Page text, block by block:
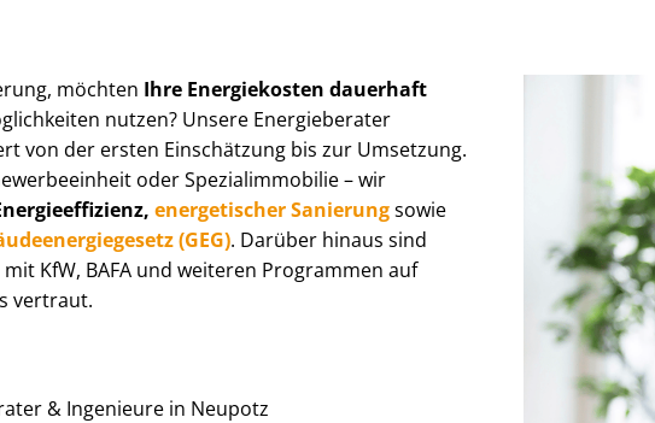
möchten Ihre Energiekosten dauerhaft
nutzen? Unsere Energieberater
von der ersten Einschätzung bis zur Umsetzung.
oder Spe­zi­al­im­mo­bi­lie – wir
energetischer Sanierungsowie
(GEG). Darüber hinaus sind
KfW, BAFA und weiteren Programmen auf
vertraut.
& Ingenieure in Neupotz